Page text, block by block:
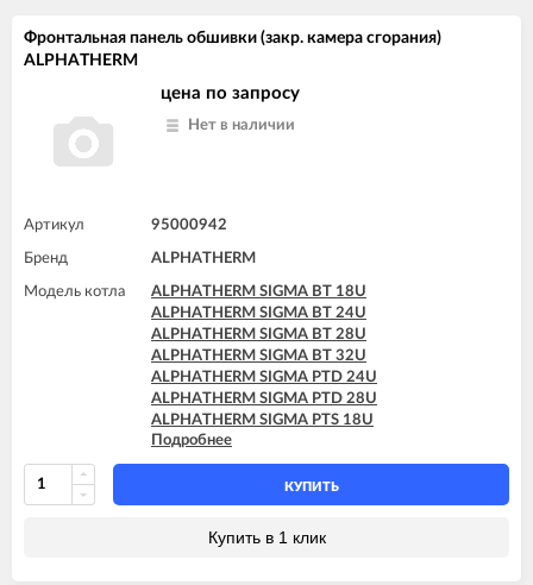
Фронтальная панель обшивки (закр. камера сгорания)
ALPHATHERM
цена по запросу
Нет в наличии
Артикул 95000942
Бренд ALPHATHERM
Модель котла
ALPHATHERM SIGMA BT 18U
ALPHATHERM SIGMA BT 24U
ALPHATHERM SIGMA BT 28U
ALPHATHERM SIGMA BT 32U
ALPHATHERM SIGMA PTD 24U
ALPHATHERM SIGMA PTD 28U
ALPHATHERM SIGMA PTS 18U
ALPHATHERM SIGMA PTS 24U
ALPHATHERM SIGMA PTS 28U
Подробнее
КУПИТЬ
Купить в 1 клик